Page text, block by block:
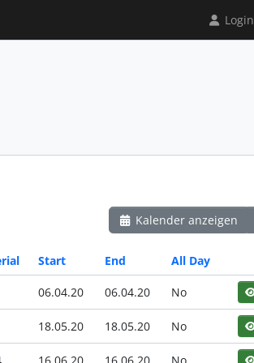
Login
Kalender anzeigen
Start End All Day
06.04.20 06.04.20 No
18.05.20 18.05.20 No